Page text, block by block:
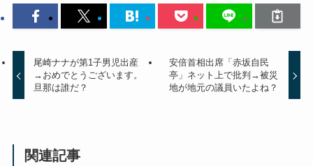
尾崎ナナが第1子男児出産
→おめでとうございます。
旦那は誰だ？
安倍首相出席「赤坂自民
亭」ネット上で批判→被災
地が地元の議員いたよね？
関連記事